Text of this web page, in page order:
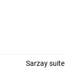
Sarzay suite